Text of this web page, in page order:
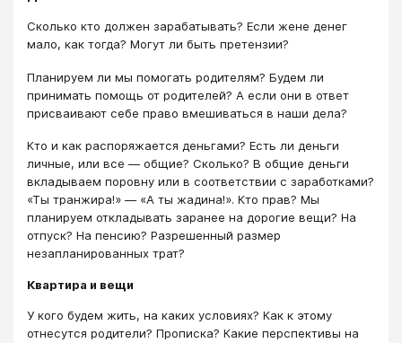
Сколько кто должен зарабатывать? Если жене денег
мало, как тогда? Могут ли быть претензии?
Планируем ли мы помогать родителям? Будем ли
принимать помощь от родителей? А если они в ответ
присваивают себе право вмешиваться в наши дела?
Кто и как распоряжается деньгами? Есть ли деньги
личные, или все — общие? Сколько? В общие деньги
вкладываем поровну или в соответствии с заработками?
«Ты транжира!» — «А ты жадина!». Кто прав? Мы
планируем откладывать заранее на дорогие вещи? На
отпуск? На пенсию? Разрешенный размер
незапланированных трат?
Квартира и вещи
У кого будем жить, на каких условиях? Как к этому
отнесутся родители? Прописка? Какие перспективы на